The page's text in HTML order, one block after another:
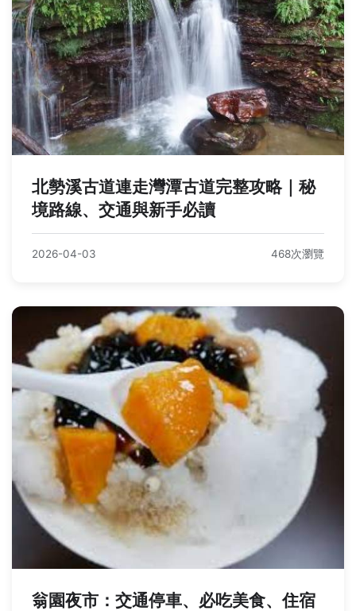
北勢溪古道連走灣潭古道完整攻略｜秘
境路線、交通與新手必讀
2026-04-03 468次瀏覽
翁園夜市：交通停車、必吃美食、住宿